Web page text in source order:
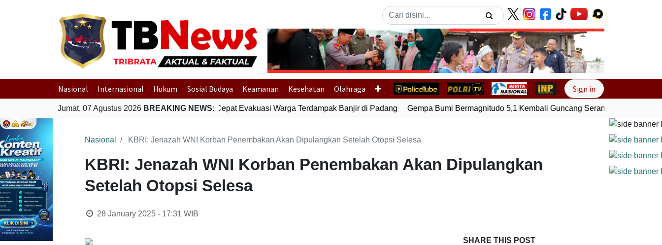
Previous Next
Nasional Internasional Hukum Sosial Budaya Keamanan Kesehatan Olahraga Sign in
Jumat, 07 Agustus 2026 BREAKING NEWS:
Polri Gerak Cepat Evakuasi Warga Terdampak Banjir di Padang Gempa Bumi Bermagnitudo 5,1 Kembali Guncang Seram Bagian Timur,
Nasional KBRI: Jenazah WNI Korban Penembakan Akan Dipulangkan Setelah Otopsi Selesa
KBRI: Jenazah WNI Korban Penembakan Akan Dipulangkan
Setelah Otopsi Selesa
28 January 2025 - 17:31 WIB
SHARE THIS POST